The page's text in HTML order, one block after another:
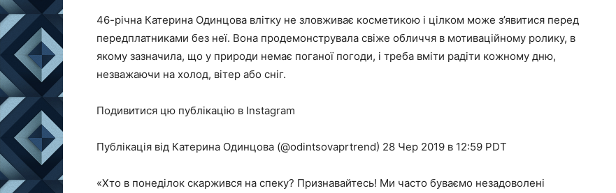
46-річна Катерина Одинцова влітку не зловживає косметикою і цілком може з’явитися перед
передплатниками без неї. Вона продемонструвала свіже обличчя в мотиваційному ролику, в
якому зазначила, що у природи немає поганої погоди, і треба вміти радіти кожному дню,
незважаючи на холод, вітер або сніг.
Подивитися цю публікацію в Instagram
Публікація від Катерина Одинцова (@odintsovaprtrend) 28 Чер 2019 в 12:59 PDT
«Хто в понеділок скаржився на спеку? Признавайтесь! Ми часто буваємо незадоволені